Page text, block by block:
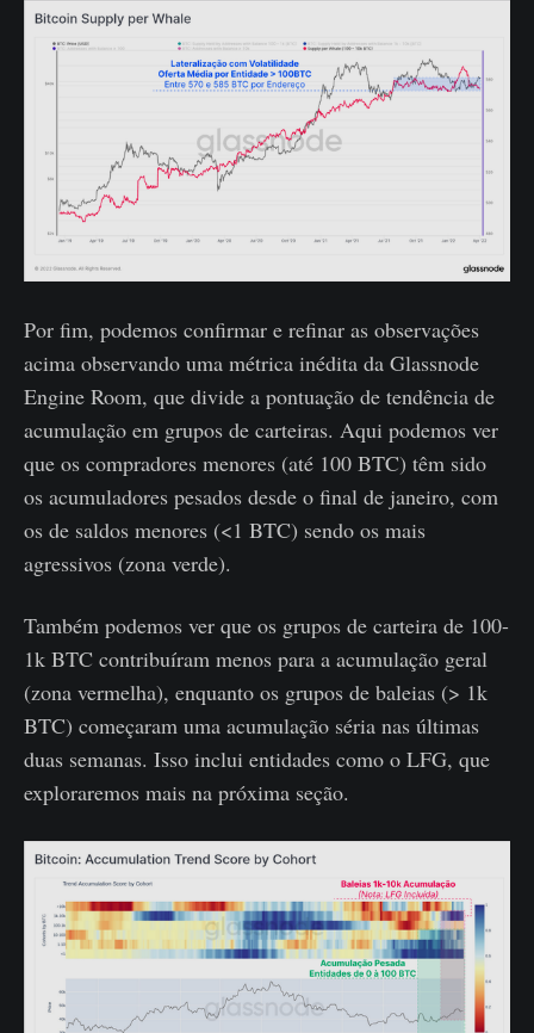
Por fim, podemos confirmar e refinar as observações
acima observando uma métrica inédita da Glassnode
Engine Room, que divide a pontuação de tendência de
acumulação em grupos de carteiras. Aqui podemos ver
que os compradores menores (até 100 BTC) têm sido
os acumuladores pesados ​​desde o final de janeiro, com
os de saldos menores (<1 BTC) sendo os mais
agressivos (zona verde).
Também podemos ver que os grupos de carteira de 100-
1k BTC contribuíram menos para a acumulação geral
(zona vermelha), enquanto os grupos de baleias (> 1k
BTC) começaram uma acumulação séria nas últimas
duas semanas. Isso inclui entidades como o LFG, que
exploraremos mais na próxima seção.